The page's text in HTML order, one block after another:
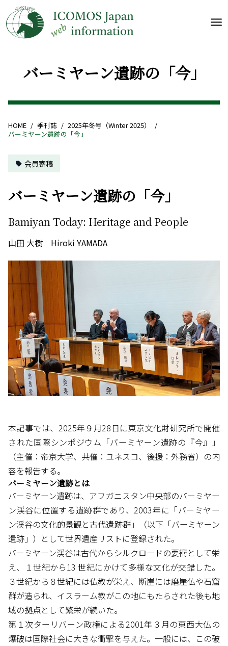
バーミヤーン遺跡の「今」
HOME / 季刊誌 / 2025年冬号（Winter 2025）
/
バーミヤーン遺跡の「今」
会員寄稿
バーミヤーン遺跡の「今」
Bamiyan Today: Heritage and People
山田 大樹 Hiroki YAMADA
本記事では、2025年９月28日に東京文化財研究所で開催
された国際シンポジウム「バーミヤーン遺跡の『今』」
（主催：帝京大学、共催：ユネスコ、後援：外務省）の内
容を報告する。
バーミヤーン遺跡とは
バーミヤーン遺跡は、アフガニスタン中央部のバーミヤー
ン渓谷に位置する遺跡群であり、2003年に「バーミヤー
ン渓谷の文化的景観と古代遺跡群」（以下「バーミヤーン
遺跡」）として世界遺産リストに登録された。
バーミヤーン渓谷は古代からシルクロードの要衝として栄
え、１世紀から13 世紀にかけて多様な文化が交錯した。
３世紀から８世紀には仏教が栄え、断崖には磨崖仏や石窟
群が造られ、イスラーム教がこの地にもたらされた後も地
域の拠点として繁栄が続いた。
第１次ターリバーン政権による2001年３月の東西大仏の
爆破は国際社会に大きな衝撃を与えた。一般には、この破